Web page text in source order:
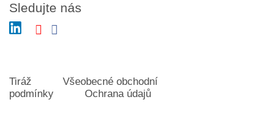
Sledujte nás
Tiráž
Všeobecné obchodní
podmínky
Ochrana údajů